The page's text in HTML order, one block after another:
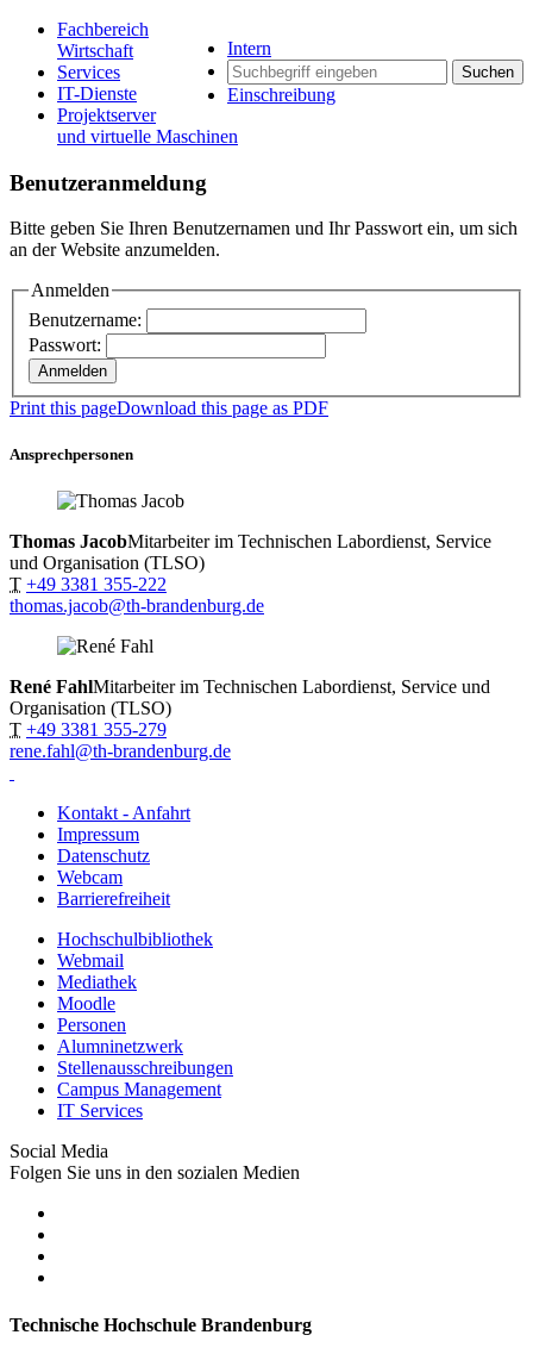
Intern
Suchen
Einschreibung
Fachbereich
Wirtschaft
Services
IT-Dienste
Projektserver
und virtuelle Maschinen
Benutzeranmeldung
Bitte geben Sie Ihren Benutzernamen und Ihr Passwort ein, um sich
an der Website anzumelden.
Anmelden
Benutzername:
Passwort:
Print this pageDownload this page as PDF
Ansprechpersonen
Thomas JacobMitarbeiter im Technischen Labordienst, Service
und Organisation (TLSO)
T +49 3381 355-222
thomas.jacob@th-brandenburg.de
René FahlMitarbeiter im Technischen Labordienst, Service und
Organisation (TLSO)
T +49 3381 355-279
rene.fahl@th-brandenburg.de
Kontakt - Anfahrt
Impressum
Datenschutz
Webcam
Barrierefreiheit
Hochschulbibliothek
Webmail
Mediathek
Moodle
Personen
Alumninetzwerk
Stellenausschreibungen
Campus Management
IT Services
Social Media
Folgen Sie uns in den sozialen Medien
Technische Hochschule Brandenburg